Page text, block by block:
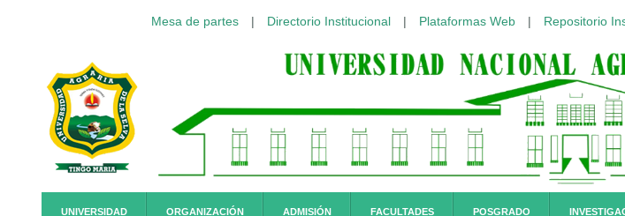
Mesa de partes | Directorio Institucional | Plataformas Web | Repositorio
UNIVERSIDAD ORGANIZACIÓN ADMISIÓN FACULTADES POSGRADO